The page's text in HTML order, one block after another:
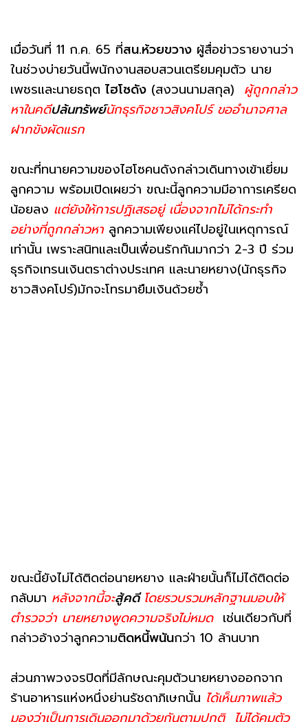
เมื่อวันที่ 11 ก.ค. 65 ที่สน.ห้วยขวาง ผู้สื่อข่าวรายงานว่า
ในช่วงบ่ายวันนี้พนักงานสอบสวนเตรียมคุมตัว นาย
เพชรและนายธฤต ไฮโซดัง (สงวนนามสกุล) ผู้ถูกกล่าว
หาในคดีปล้นทรัพย์นักธุรกิจชาวสิงคโปร์ ขออำนาจศาล
ฝากขังผัดแรก
ขณะที่ทนายความของไฮโซคนดังกล่าวเดินทางเข้าเยี่ยม
ลูกความ พร้อมเปิดเผยว่า ขณะนี้ลูกความมีอาการเครียด
น้อยลง แต่ยังให้การปฏิเสธอยู่ เนื่องจากไม่ได้กระทำ
อย่างที่ถูกกล่าวหา ลูกความเพียงแค่ไปอยู่ในเหตุการณ์
เท่านั้น เพราะสนิทและเป็นเพื่อนรักกันมากว่า 2-3 ปี ร่วม
ธุรกิจเทรนเงินตราต่างประเทศ และนายหยาง(นักธุรกิจ
ชาวสิงคโปร์)มักจะโทรมายืมเงินด้วยซ้ำ
ขณะนี้ยังไม่ได้ติดต่อนายหยาง และฝ่ายนั้นก็ไม่ได้ติดต่อ
กลับมา หลังจากนี้จะสู้คดีโดยรวบรวมหลักฐานมอบให้
ตำรวจว่า นายหยางพูดความจริงไม่หมด เช่นเดียวกับที่
กล่าวอ้างว่าลูกความติดหนี้พนันกว่า 10 ล้านบาท
ส่วนภาพวงจรปิดที่มีลักษณะคุมตัวนายหยางออกจาก
ร้านอาหารแห่งหนึ่งย่านรัชดาภิเษกนั้น ได้เห็นภาพแล้ว
มองว่าเป็นการเดินออกมาด้วยกันตามปกติ ไม่ได้คุมตัว